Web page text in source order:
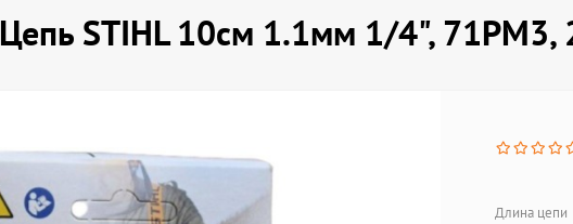
Цепь STIHL 10см 1.1мм 1/4",
Длина цепи